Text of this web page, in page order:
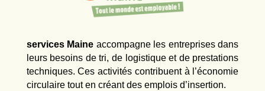
services Maine accompagne les entreprises dans
leurs besoins de tri, de logistique et de prestations
techniques. Ces activités contribuent à l’économie
circulaire tout en créant des emplois d’insertion.